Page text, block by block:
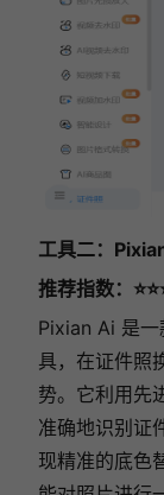
工具二：
推荐指数：
Pixian Ai 是一
具，在证件照
势。它利用先
准确地识别证
现精准的底色